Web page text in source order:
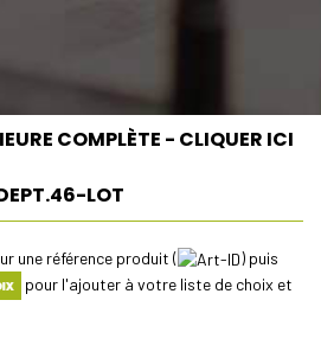
COMPLÈTE - CLIQUER ICI
LOT
une référence produit (
) puis
pour l'ajouter à votre liste de choix et